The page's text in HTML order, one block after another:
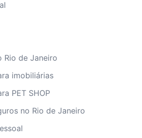
Rio de Janeiro
imobiliárias
PET SHOP
no Rio de Janeiro